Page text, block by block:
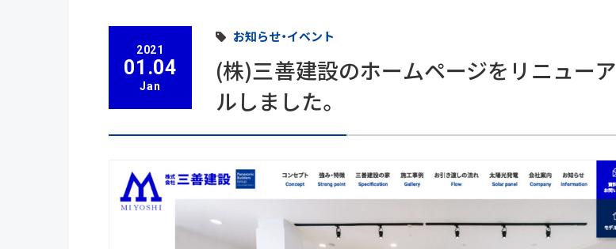
2021
01.04
Jan
お知らせ・イベント
(株)三善建設のホームページをリニューア
ルしました。